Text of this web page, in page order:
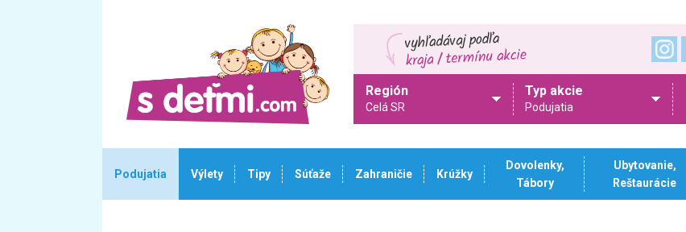
Región
Celá SR
Typ akcie
Podujatia
Podujatia Výlety Tipy Súťaže Zahraničie Krúžky
Dovolenky,
Tábory
Ubytovanie,
Reštaurácie